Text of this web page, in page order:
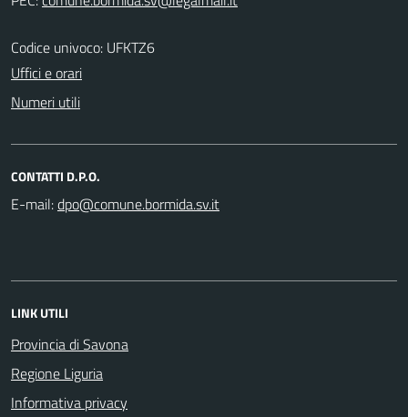
Codice univoco: UFKTZ6
Uffici e orari
Numeri utili
CONTATTI D.P.O.
E-mail:
LINK UTILI
Provincia di Savona
Regione Liguria
Informativa privacy